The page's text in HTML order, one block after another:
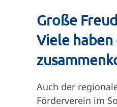
Große
Viele haben
Auch der
Förderverein im